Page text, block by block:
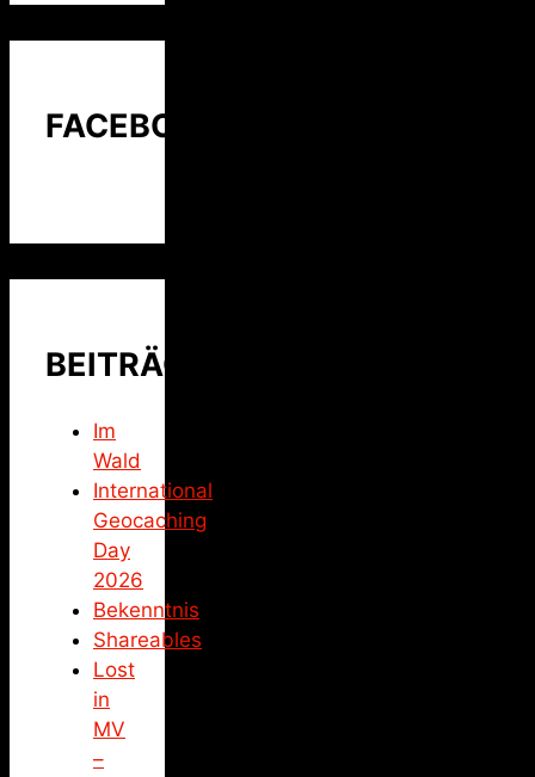
FACEBOOK
BEITRÄGE
Im
Wald
International
Geocaching
Day
2026
Bekenntnis
Shareables
Lost
in
MV
–